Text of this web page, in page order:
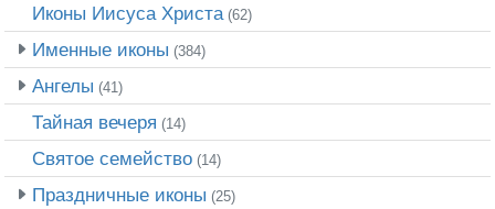
Иконы Иисуса Христа (62)
Именные иконы (384)
Ангелы (41)
Тайная вечеря (14)
Святое семейство (14)
Праздничные иконы (25)